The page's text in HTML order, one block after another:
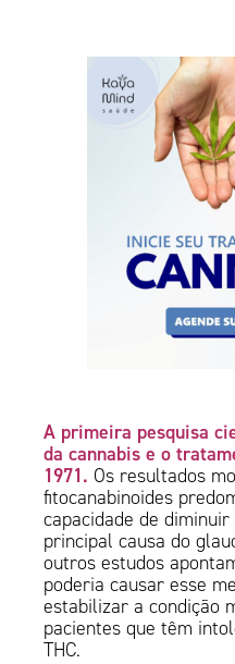
A primeira pesquisa
da cannabis e o
1971. Os resultados
fitocanabinoides
capacidade de
principal causa do
outros estudos
poderia causar esse
estabilizar a condição
pacientes que têm
THC.